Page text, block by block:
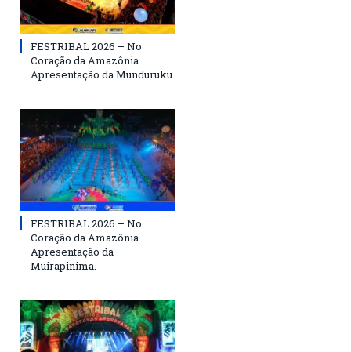
FESTRIBAL 2026 – No
Coração da Amazônia.
Apresentação da Munduruku.
FESTRIBAL 2026 – No
Coração da Amazônia.
Apresentação da
Muirapinima.